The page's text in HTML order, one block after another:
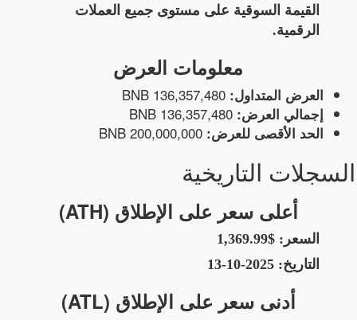
القيمة السوقية على مستوى جميع العملات
الرقمية.
معلومات العرض
العرض المتداول: 136,357,480 BNB
إجمالي العرض: 136,357,480 BNB
الحد الأقصى للعرض: 200,000,000 BNB
السجلات التاريخية
أعلى سعر على الإطلاق (ATH)
السعر: $1,369.99
التاريخ: 2025-10-13
أدنى سعر على الإطلاق (ATL)